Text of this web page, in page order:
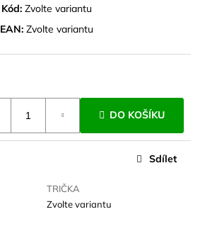
Kód: Zvolte variantu
EAN: Zvolte variantu
DO KOŠÍKU
TRIČKA
Zvolte variantu
Sdílet